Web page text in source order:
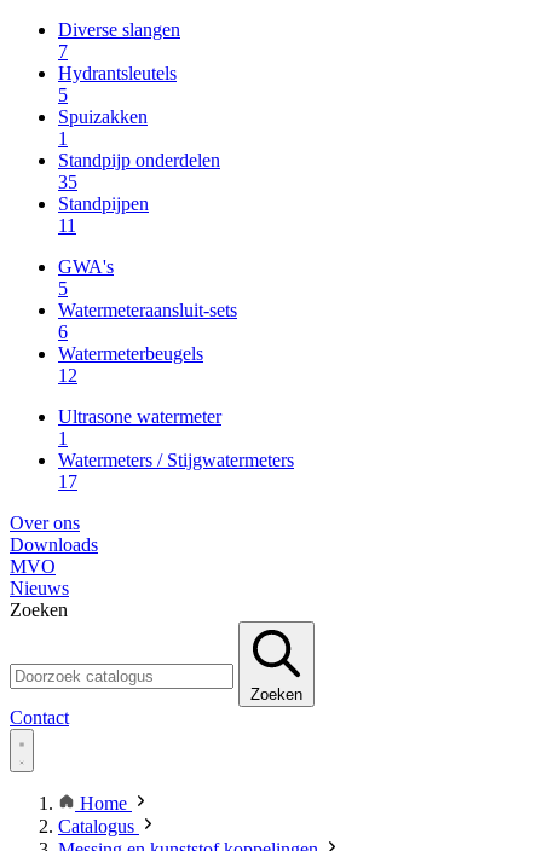
Diverse slangen
7
Hydrantsleutels
5
Spuizakken
1
Standpijp onderdelen
35
Standpijpen
11
GWA's
5
Watermeteraansluit-sets
6
Watermeterbeugels
12
Ultrasone watermeter
1
Watermeters / Stijgwatermeters
17
Over ons
Downloads
MVO
Nieuws
Zoeken
Zoeken
Contact
Home
Catalogus